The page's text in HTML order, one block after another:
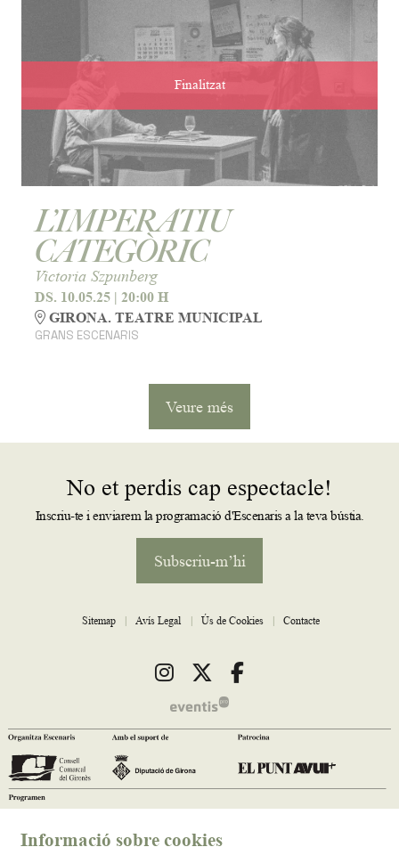
Finalitzat
L’IMPERATIU
CATEGÒRIC
Victoria Szpunberg
DS. 10.05.25 | 20:00 H
GIRONA. TEATRE MUNICIPAL
GRANS ESCENARIS
Veure més
No et perdis cap espectacle!
Inscriu-te i enviarem la programació d'Escenaris a la teva bústia.
Subscriu-m’hi
Sitemap | Avís Legal | Ús de Cookies | Contacte
Link a instagram
Link a twitter
Link a facebook
Informació sobre cookies